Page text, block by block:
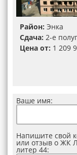
Район: Энка
Сдача: 2-е
Цена от: 1 209
Ваше имя:
Напишите свой
или отзыв о ЖК
литер 44: